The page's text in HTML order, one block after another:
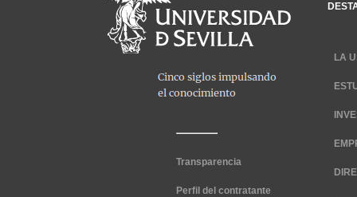
Transparencia
Perfil del contratante
LA